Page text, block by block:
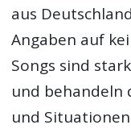
aus
Angaben auf
Songs sind
und behandeln
und